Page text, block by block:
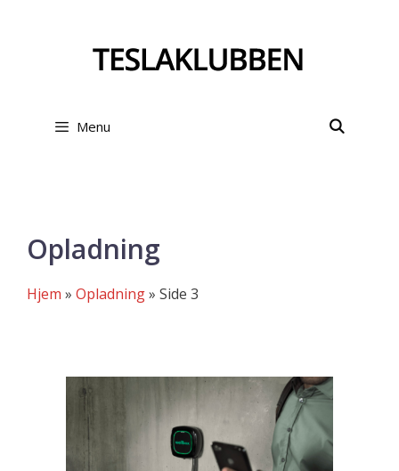
Menu
Opladning
Hjem » Opladning» Side 3